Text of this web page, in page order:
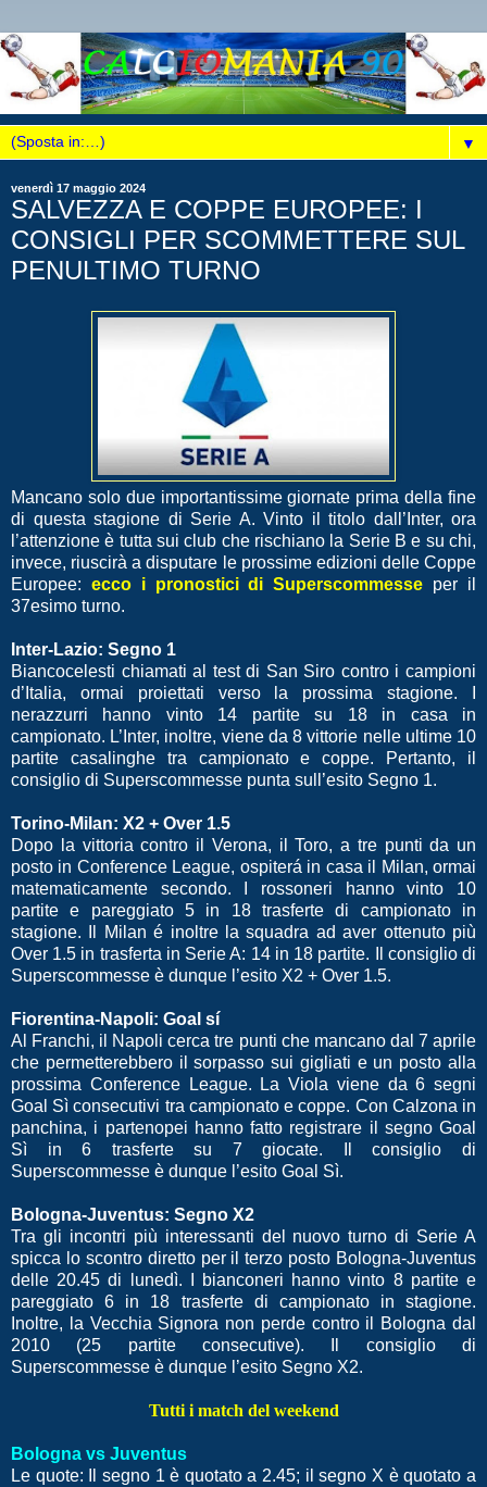
▼
venerdì 17 maggio 2024
SALVEZZA E COPPE EUROPEE: I
CONSIGLI PER SCOMMETTERE SUL
PENULTIMO TURNO
Mancano solo due importantissime giornate prima della fine
di questa stagione di Serie A. Vinto il titolo dall’Inter, ora
l’attenzione è tutta sui club che rischiano la Serie B e su chi,
invece, riuscirà a disputare le prossime edizioni delle Coppe
Europee: ecco i pronostici di Superscommesse per il
37esimo turno.
Inter-Lazio: Segno 1
Biancocelesti chiamati al test di San Siro contro i campioni
d’Italia, ormai proiettati verso la prossima stagione. I
nerazzurri hanno vinto 14 partite su 18 in casa in
campionato. L’Inter, inoltre, viene da 8 vittorie nelle ultime 10
partite casalinghe tra campionato e coppe. Pertanto, il
consiglio di Superscommesse punta sull’esito Segno 1.
Torino-Milan: X2 + Over 1.5
Dopo la vittoria contro il Verona, il Toro, a tre punti da un
posto in Conference League, ospiterá in casa il Milan, ormai
matematicamente secondo. I rossoneri hanno vinto 10
partite e pareggiato 5 in 18 trasferte di campionato in
stagione. Il Milan é inoltre la squadra ad aver ottenuto più
Over 1.5 in trasferta in Serie A: 14 in 18 partite. Il consiglio di
Superscommesse è dunque l’esito X2 + Over 1.5.
Fiorentina-Napoli: Goal sí
Al Franchi, il Napoli cerca tre punti che mancano dal 7 aprile
che permetterebbero il sorpasso sui gigliati e un posto alla
prossima Conference League. La Viola viene da 6 segni
Goal Sì consecutivi tra campionato e coppe. Con Calzona in
panchina, i partenopei hanno fatto registrare il segno Goal
Sì in 6 trasferte su 7 giocate. Il consiglio di
Superscommesse è dunque l’esito Goal Sì.
Bologna-Juventus: Segno X2
Tra gli incontri più interessanti del nuovo turno di Serie A
spicca lo scontro diretto per il terzo posto Bologna-Juventus
delle 20.45 di lunedì. I bianconeri hanno vinto 8 partite e
pareggiato 6 in 18 trasferte di campionato in stagione.
Inoltre, la Vecchia Signora non perde contro il Bologna dal
2010 (25 partite consecutive). Il consiglio di
Superscommesse è dunque l’esito Segno X2.
Tutti i match del weekend
Bologna vs Juventus
Le quote: Il segno 1 è quotato a 2.45; il segno X è quotato a